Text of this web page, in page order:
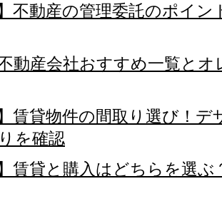
】不動産の管理委託のポイ
動産会社おすすめ一覧と
】賃貸物件の間取り選び！
を確認
】賃貸と購入はどちらを選